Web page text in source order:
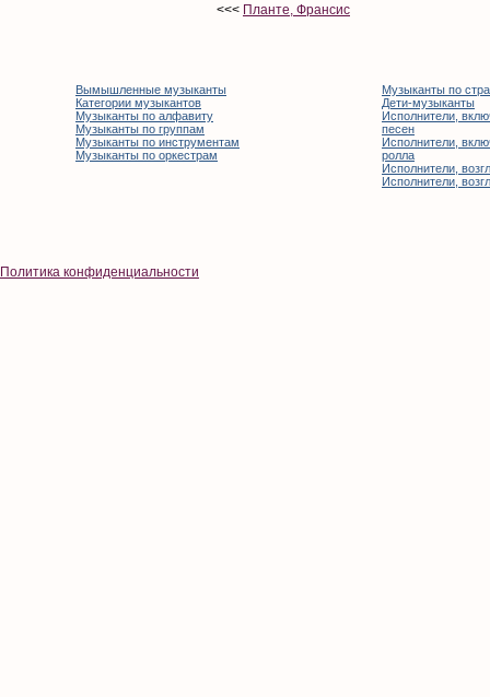
<<< Планте, Франсис
Вымышленные музыканты
Категории музыкантов
Музыканты по алфавиту
Музыканты по группам
Музыканты по инструментам
Музыканты по оркестрам
Музыканты по
Дети-музыканты
Исполнители,
песен
Исполнители,
ролла
Исполнители,
Исполнители,
Политика конфиденциальности